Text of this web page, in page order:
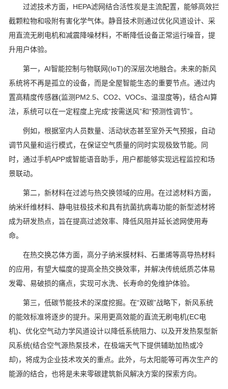
过滤技术方面，HEPA滤网结合活性炭是主流配置，能够高效拦
截颗粒物和吸附有害化学气体。静音技术则通过优化风道设计、采
用直流无刷电机和减震降噪材料，不断降低设备正常运行噪音，提
升用户体验。
第一，AI智能控制与物联网(IoT)的深层次地融合。未来的新风
系统将不再是孤立的设备，而是全屋智能生态的重要节点。通过内
置高精度传感器(监测PM2.5、CO2、VOCs、温湿度等)，结合AI算
法，系统可以在一定程度上完成“按需送风”和“预测性调节”。
例如，根据室内人员数量、活动状态甚至室外天气预报，自动
调节风量和运行模式，在保证空气质量的同时实现极致节能。同
时，通过手机APP或智能语音助手，用户都能够实现远程监控和场
景联动。
第二，新材料在过滤与热交换领域的应用。在过滤材料方面，
纳米纤维材料、静电驻极技术和具有抗菌抗病毒功能的新型滤材将
成为研发热点，旨在提高过滤效率、降低风阻并延长滤网使用寿
命。
在热交换芯体方面，高分子纳米膜材料、石墨烯等高导热材料
的应用，有望大幅度的提高全热交换效率，并解决传统纸质芯体易
发霉、易破损的痛点，实现可水洗、长寿命的免维护体验。
第三，低碳节能技术的深度挖掘。在“双碳”战略下，新风系统
的能效标准将逐步的提升。采用更高效能的直流无刷电机(EC电
机)、优化空气动力学风道设计以降低系统阻力、以及开发热泵型新
风系统(结合空气源热泵技术，在极端天气下提供辅助加热或冷
却)，将成为企业技术攻关的重点。此外，与太阳能等可再次生产的
能源的结合，也将是未来零碳建筑新风解决方案的探索方向。